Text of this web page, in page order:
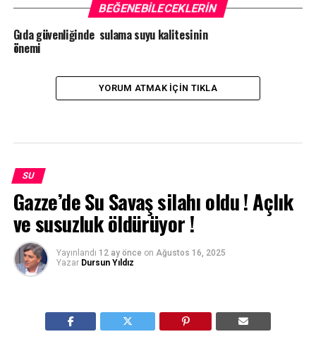
BEĞENEBILECEKLERIN
Gıda güvenliğinde sulama suyu kalitesinin
önemi
YORUM ATMAK IÇIN TIKLA
SU
Gazze’de Su Savaş silahı oldu ! Açlık
ve susuzluk öldürüyor !
Yayınlandı 12 ay önce on Ağustos 16, 2025
Yazar Dursun Yıldız